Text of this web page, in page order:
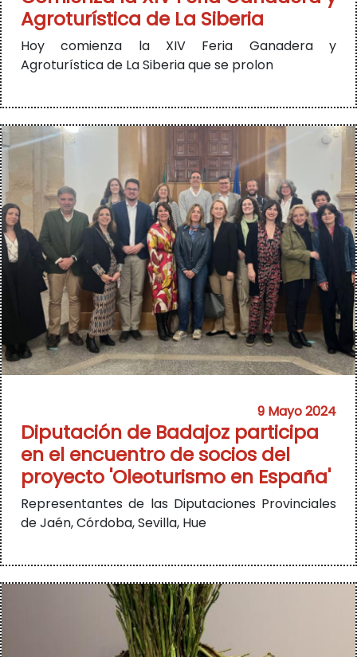
Agroturística de La Siberia
Hoy comienza la XIV Feria Ganadera y
Agroturística de La Siberia que se prolon
9 Mayo 2024
Diputación de Badajoz participa
en el encuentro de socios del
proyecto 'Oleoturismo en España'
Representantes de las Diputaciones Provinciales
de Jaén, Córdoba, Sevilla, Hue